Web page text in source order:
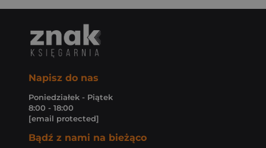
Napisz do nas
Poniedziałek - Piątek
8:00 - 18:00
[email protected]
Bądź z nami na bieżąco